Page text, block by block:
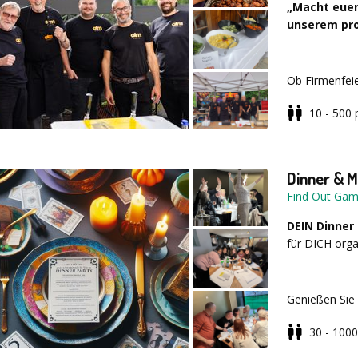
die
setzen Sie
kreativ zu
„Macht
unserem
Ob
knackige
Mit
Egal ob im
individuell,
10 - 500
Dinner &
Find Out
DEIN
für DICH
Genießen
lustige und
30 - 1000